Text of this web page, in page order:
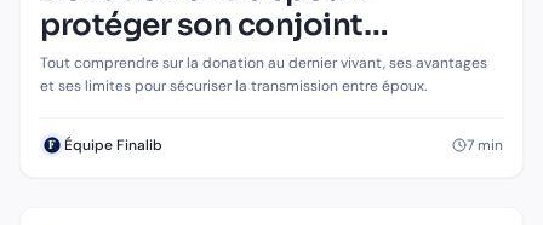
protéger son conjoint
efficacement
Tout comprendre sur la donation au dernier vivant, ses avantages
et ses limites pour sécuriser la transmission entre époux.
Équipe Finalib 7min